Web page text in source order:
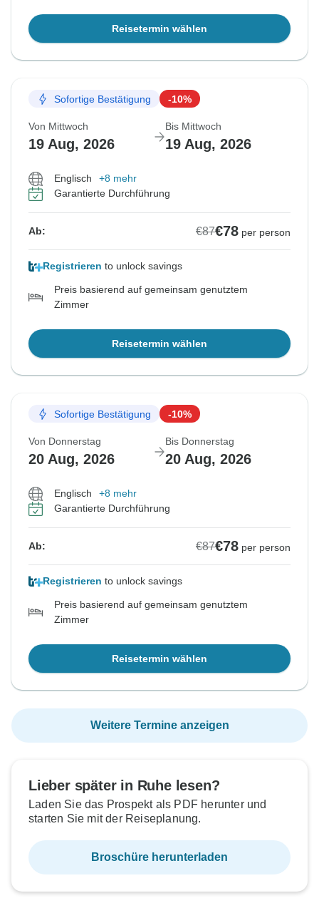
Reisetermin wählen
Sofortige Bestätigung -10%
Von Mittwoch
19 Aug, 2026
Bis Mittwoch
19 Aug, 2026
Englisch
+8 mehr
Garantierte Durchführung
Ab: €87€78 per person
Registrieren to unlock savings
Preis basierend auf gemeinsam genutztem
Zimmer
Reisetermin wählen
Sofortige Bestätigung -10%
Von Donnerstag
20 Aug, 2026
Bis Donnerstag
20 Aug, 2026
Englisch
+8 mehr
Garantierte Durchführung
Ab: €87€78 per person
Registrieren to unlock savings
Preis basierend auf gemeinsam genutztem
Zimmer
Reisetermin wählen
Weitere Termine anzeigen
Lieber später in Ruhe lesen?
Laden Sie das Prospekt als PDF herunter und
starten Sie mit der Reiseplanung.
Broschüre herunterladen